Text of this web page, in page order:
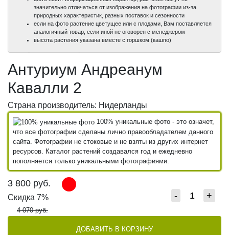
100%
100%
100%
100%
значительно отличаться от изображения на фотографии из-за
природных характеристик, разных поставок и сезонности
если на фото растение цветущее или с плодами, Вам поставляется
аналогичный товар, если иной не оговорен с менеджером
высота растения указана вместе с горшком (кашпо)
Антуриум Андреанум
Кавалли 2
Страна производитель: Нидерланды
100% уникальные фото - это означет,
что все фотографии сделаны лично правообладателем данного
сайта. Фотографии не стоковые и не взяты из других интернет
ресурсов. Каталог растений создавался год и ежедневно
пополняется только уникальными фотографиями.
3 800 руб.
Скидка 7%
4 070 руб.
- +
ДОБАВИТЬ В КОРЗИНУ